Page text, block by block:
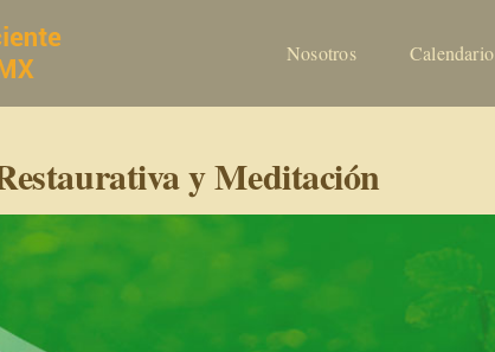
Nosotros Calendario
y Meditación